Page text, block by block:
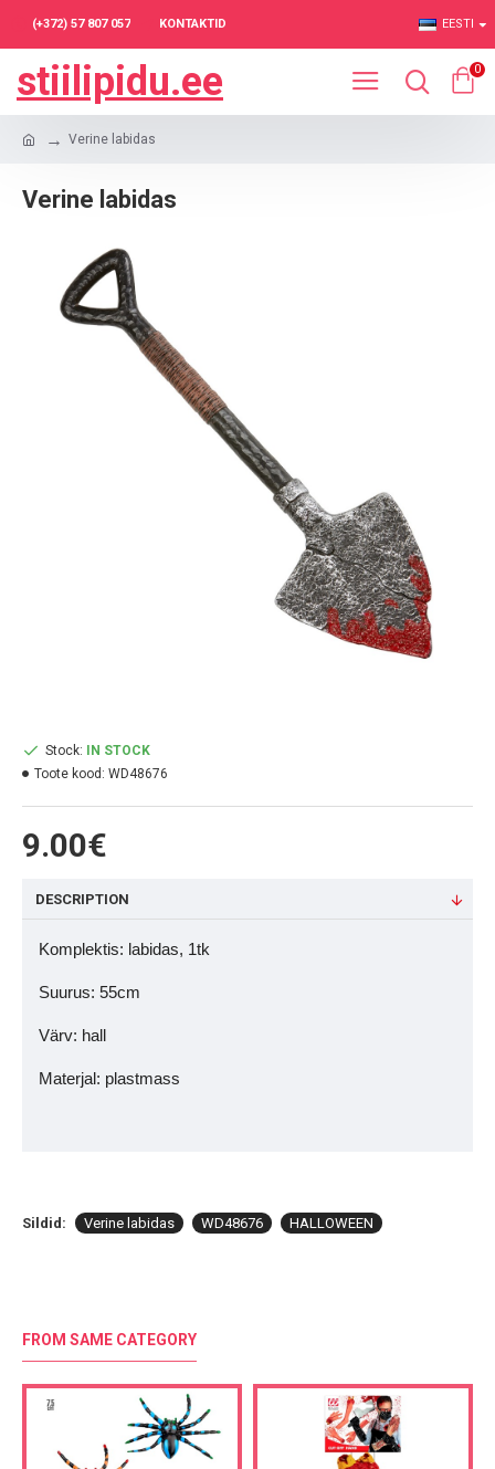
(+372) 57 807 057 KONTAKTID EESTI
stiilipidu.ee 0
Verine labidas
Verine labidas
9.00€
Stock:
IN STOCK
Toote kood: WD48676
DESCRIPTION
Komplektis: labidas, 1tk
Suurus: 55cm
Värv: hall
Materjal: plastmass
Sildid: Verine labidas WD48676 HALLOWEEN
FROM SAME CATEGORY